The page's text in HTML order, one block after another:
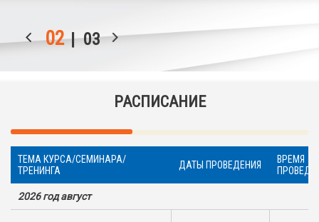
03 | 03
РАСПИСАНИЕ
ТЕМА КУРСА/СЕМИНАРА/
ТРЕНИНГА
ДАТЫ ПРОВЕДЕНИЯ
ВРЕМЯ
2026 год август